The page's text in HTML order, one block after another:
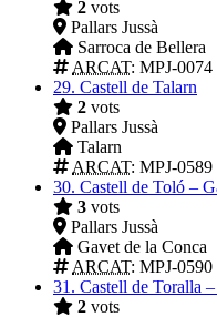
2 vots
Pallars Jussà
Sarroca de Bellera
ARCAT: MPJ-0074
29. Castell de Talarn
2 vots
Pallars Jussà
Talarn
ARCAT: MPJ-0589
30. Castell de Toló –
3 vots
Pallars Jussà
Gavet de la Conca
ARCAT: MPJ-0590
31. Castell de Toralla
2 vots